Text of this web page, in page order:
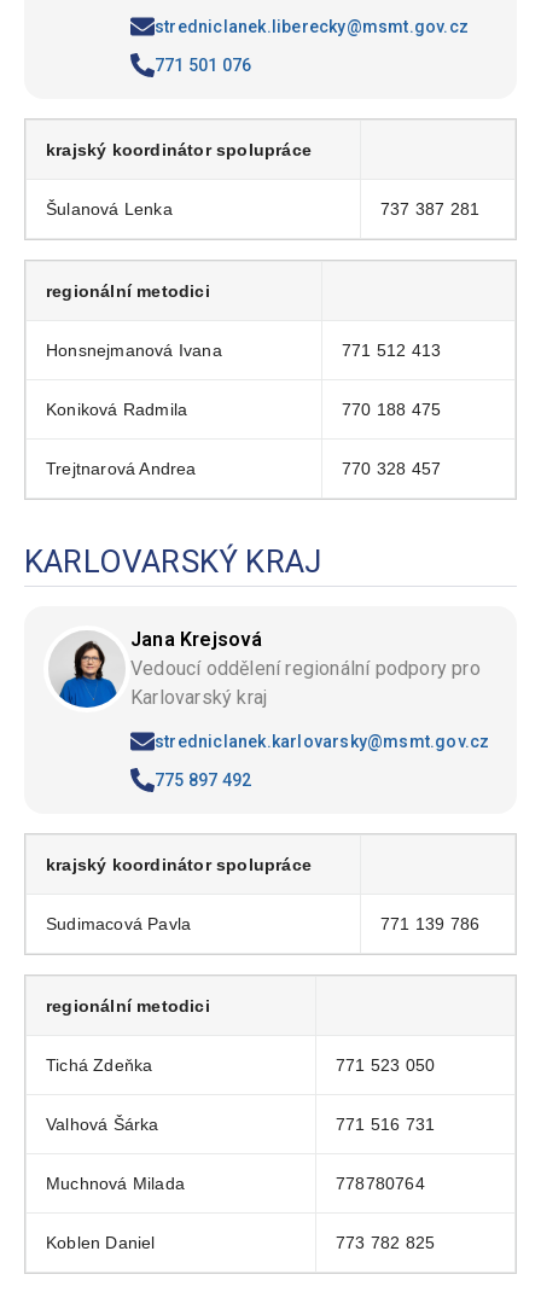
stredniclanek.liberecky@msmt.gov.cz
771 501 076
krajský koordinátor spolupráce
Šulanová Lenka 737 387 281
regionální metodici
Honsnejmanová Ivana 771 512 413
Koniková Radmila 770 188 475
Trejtnarová Andrea 770 328 457
KARLOVARSKÝ KRAJ
Jana Krejsová
Vedoucí oddělení regionální podpory pro
Karlovarský kraj
stredniclanek.karlovarsky@msmt.gov.cz
775 897 492
krajský koordinátor spolupráce
Sudimacová Pavla 771 139 786
regionální metodici
Tichá Zdeňka 771 523 050
Valhová Šárka 771 516 731
Muchnová Milada 778780764
Koblen Daniel 773 782 825